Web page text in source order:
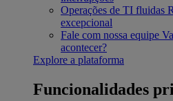
Operações de TI fluidas
excepcional
Fale com nossa equipe
acontecer?
Explore a plataforma
Funcionalidades